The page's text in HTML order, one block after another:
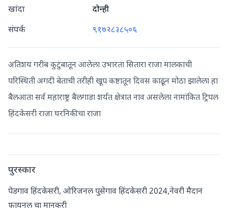
खांदा
दोन्ही
संपर्क
९१७२८३८५०६
अतिशय गरीब कुटुंबातून आलेला उभारता सितारा राजा मालकाची
परिस्थिती अगदी बेताची तरीही खूप कष्टातून दिवस काढून मोठा झालेला हा
बैलआता सर्व महाराष्ट्र बैलगाडा शर्यत क्षेत्रात नाव असलेला नामांकित ट्रिपल
हिंदकेसरी राजा घरनिकीचा राजा
पुरस्कार
पेडगाव हिंदकेसरी, ओरिजनल पुसेगाव हिंदकेसरी 2024,नेवरी मैदान
फायनल चा मानकरी